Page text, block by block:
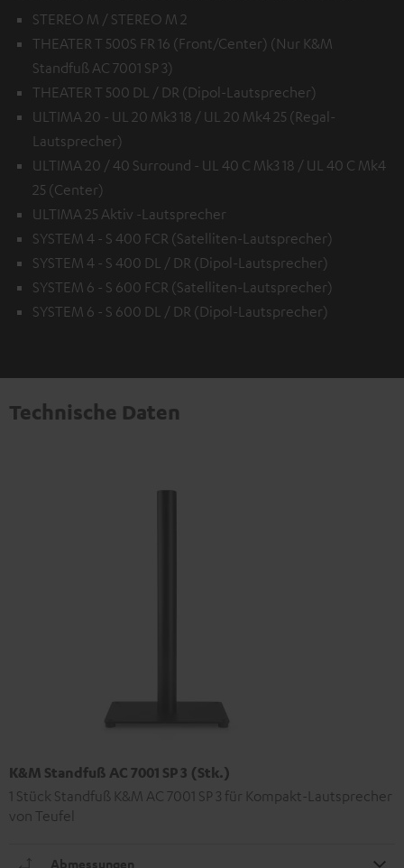
STEREO M / STEREO M 2
THEATER T 500S FR 16 (Front/Center) (Nur K&M
Standfuß AC 7001 SP 3)
THEATER T 500 DL / DR (Dipol-Lautsprecher)
ULTIMA 20 - UL 20 Mk3 18 / UL 20 Mk4 25 (Regal-
Lautsprecher)
ULTIMA 20 / 40 Surround - UL 40 C Mk3 18 / UL 40 C Mk4
25 (Center)
ULTIMA 25 Aktiv -Lautsprecher
SYSTEM 4 - S 400 FCR (Satelliten-Lautsprecher)
SYSTEM 4 - S 400 DL / DR (Dipol-Lautsprecher)
SYSTEM 6 - S 600 FCR (Satelliten-Lautsprecher)
SYSTEM 6 - S 600 DL / DR (Dipol-Lautsprecher)
Technische Daten
K&M Standfuß AC 7001 SP 3 (Stk.)
1 Stück Standfuß K&M AC 7001 SP 3 für Kompakt-Lautsprecher
von Teufel
Abmessungen